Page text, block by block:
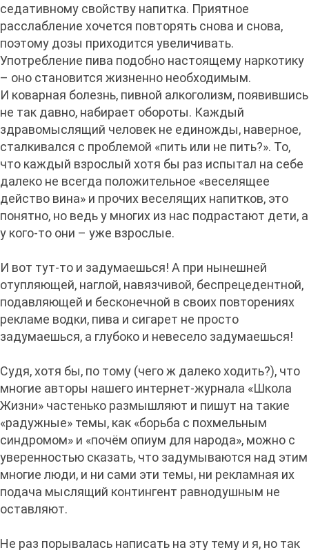
седативному свойству напитка. Приятное
расслабление хочется повторять снова и снова,
поэтому дозы приходится увеличивать.
Употребление пива подобно настоящему наркотику
– оно становится жизненно необходимым.
И коварная болезнь, пивной алкоголизм, появившись
не так давно, набирает обороты. Каждый
здравомыслящий человек не единожды, наверное,
сталкивался с проблемой «пить или не пить?». То,
что каждый взрослый хотя бы раз испытал на себе
далеко не всегда положительное «веселящее
действо вина» и прочих веселящих напитков, это
понятно, но ведь у многих из нас подрастают дети, а
у кого-то они – уже взрослые.
И вот тут-то и задумаешься! А при нынешней
отупляющей, наглой, навязчивой, беспрецедентной,
подавляющей и бесконечной в своих повторениях
рекламе водки, пива и сигарет не просто
задумаешься, а глубоко и невесело задумаешься!
Судя, хотя бы, по тому (чего ж далеко ходить?), что
многие авторы нашего интернет-журнала «Школа
Жизни» частенько размышляют и пишут на такие
«радужные» темы, как «борьба с похмельным
синдромом» и «почём опиум для народа», можно с
уверенностью сказать, что задумываются над этим
многие люди, и ни сами эти темы, ни рекламная их
подача мыслящий контингент равнодушным не
оставляют.
Не раз порывалась написать на эту тему и я, но так